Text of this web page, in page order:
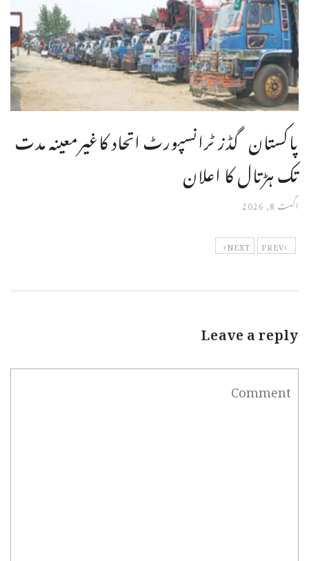
پاکستان گڈز ٹرانسپورٹ اتحاد کاغیرمعینہ مدت
تک ہڑتال کا اعلان
اگست 8, 2026
PREV
NEXT
Leave a reply